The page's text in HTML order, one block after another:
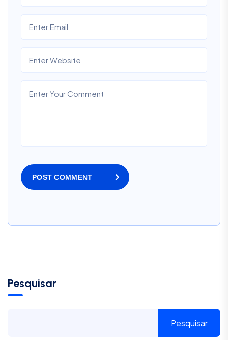
POST COMMENT
Pesquisar
Pesquisar